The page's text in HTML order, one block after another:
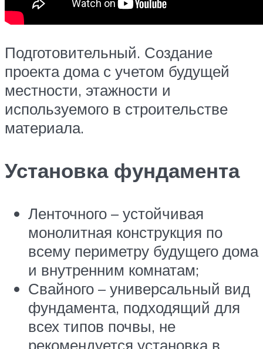
Подготовительный. Создание
проекта дома с учетом будущей
местности, этажности и
используемого в строительстве
материала.
Установка фундамента
Ленточного – устойчивая
монолитная конструкция по
всему периметру будущего дома
и внутренним комнатам;
Свайного – универсальный вид
фундамента, подходящий для
всех типов почвы, не
рекомендуется установка в